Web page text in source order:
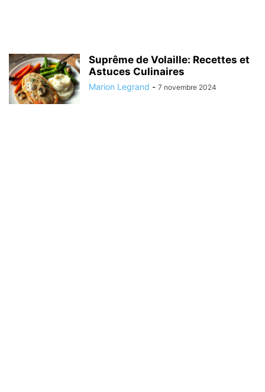
Suprême de Volaille: Recettes et
Astuces Culinaires
Marion Legrand - 7 novembre 2024